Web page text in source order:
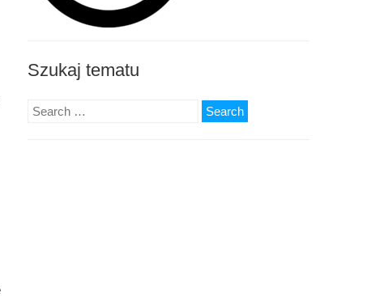
Szukaj tematu
Search